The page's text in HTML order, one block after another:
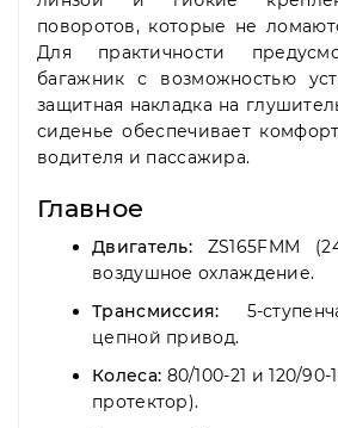
поворотов, которые не
Для практичности
багажник с возможностью
защитная накладка на
сиденье обеспечивает
водителя и пассажира.
Главное
Двигатель: ZS165FMM
воздушное охлаждение.
Трансмиссия: 5-
цепной привод.
Колеса: 80/100-21 и 120/
протектор).